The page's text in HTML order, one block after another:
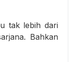
tak lebih dari
Bahkan